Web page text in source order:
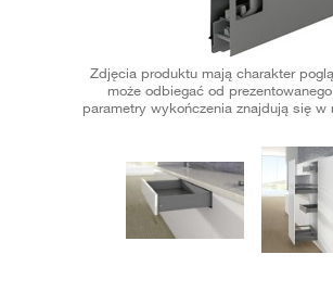
Zdjęcia produktu mają charakter
może odbiegać od
parametry wykończenia znajdują się